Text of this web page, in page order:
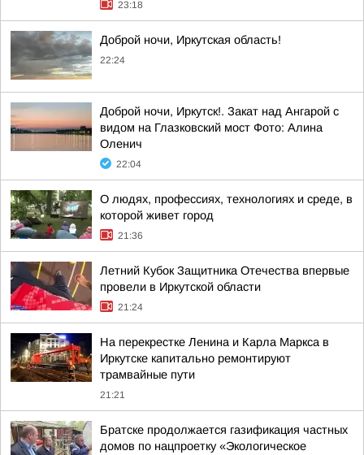
23:18
Доброй ночи, Иркутская область!
22:24
Доброй ночи, Иркутск!. Закат над Ангарой с
видом на Глазковский мост Фото: Алина
Оленич
22:04
О людях, профессиях, технологиях и среде, в
которой живет город
21:36
Летний Кубок Защитника Отечества впервые
провели в Иркутской области
21:24
На перекрестке Ленина и Карла Маркса в
Иркутске капитально ремонтируют
трамвайные пути
21:21
Братске продолжается газификация частных
домов по нацпроетку «Экологическое